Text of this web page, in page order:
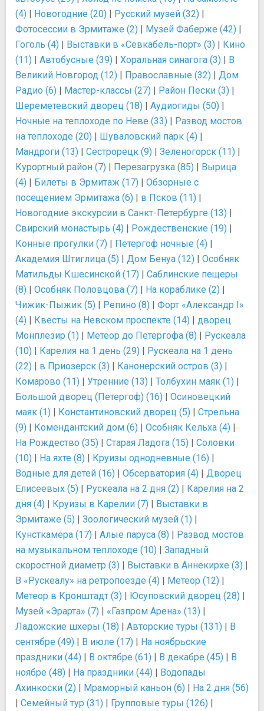
(4) | Новогодние (20) | Русский музей (32) |
Фотосессии в Эрмитаже (2) | Музей Фаберже (42) |
Гоголь (4) | Выставки в «Севкабель-порт» (3) | Кино
(11) | Автобусные (39) | Хоральная синагога (3) | В
Великий Новгород (12) | Православные (32) | Дом
Радио (6) | Мастер-классы (27) | Район Пески (3) |
Шереметевский дворец (18) | Аудиогиды (50) |
Ночные на теплоходе по Неве (33) | Развод мостов
на теплоходе (20) | Шуваловский парк (4) |
Мандроги (13) | Сестрорецк (9) | Зеленогорск (11) |
Курортный район (7) | Перезагрузка (85) | Вырица
(4) | Билеты в Эрмитаж (17) | Обзорные с
посещением Эрмитажа (6) | в Псков (11) |
Новогодние экскурсии в Санкт-Петербурге (13) |
Свирский монастырь (4) | Рождественские (19) |
Конные прогулки (7) | Петергоф ночные (4) |
Академия Штиглица (5) | Дом Бенуа (12) | Особняк
Матильды Кшесинской (17) | Саблинские пещеры
(8) | Особняк Половцова (7) | На кораблике (2) |
Чижик-Пыжик (5) | Репино (8) | Форт «Александр I»
(4) | Квесты на Невском проспекте (14) | дворец
Монплезир (1) | Метеор до Петергофа (8) | Рускеала
(10) | Карелия на 1 день (29) | Рускеала на 1 день
(22) | в Приозерск (3) | Канонерский остров (3) |
Комарово (11) | Утренние (13) | Толбухин маяк (1) |
Большой дворец (Петергоф) (16) | Осиновецкий
маяк (1) | Константиновский дворец (5) | Стрельна
(9) | Комендантский дом (6) | Особняк Кельха (4) |
На Рождество (35) | Старая Ладога (15) | Соловки
(10) | На яхте (8) | Круизы однодневные (16) |
Водные для детей (16) | Обсерватория (4) | Дворец
Елисеевых (5) | Рускеала на 2 дня (2) | Карелия на 2
дня (4) | Круизы в Карелии (7) | Выставки в
Эрмитаже (5) | Зоологический музей (1) |
Кунсткамера (17) | Алые паруса (8) | Развод мостов
на музыкальном теплоходе (10) | Западный
скоростной диаметр (3) | Выставки в Аннекирхе (3) |
В «Рускеалу» на ретропоезде (4) | Метеор (12) |
Метеор в Кронштадт (3) | Юсуповский дворец (28) |
Музей «Эрарта» (7) | «Газпром Арена» (13) |
Ладожские шхеры (18) | Авторские туры (131) | В
сентябре (49) | В июле (17) | На ноябрьские
праздники (44) | В октябре (61) | В декабре (45) | В
ноябре (48) | На праздники (44) | Водопады
Ахинкоски (2) | Мраморный каньон (6) | На 2 дня (56)
| Семейный тур (31) | Групповые туры (126) |